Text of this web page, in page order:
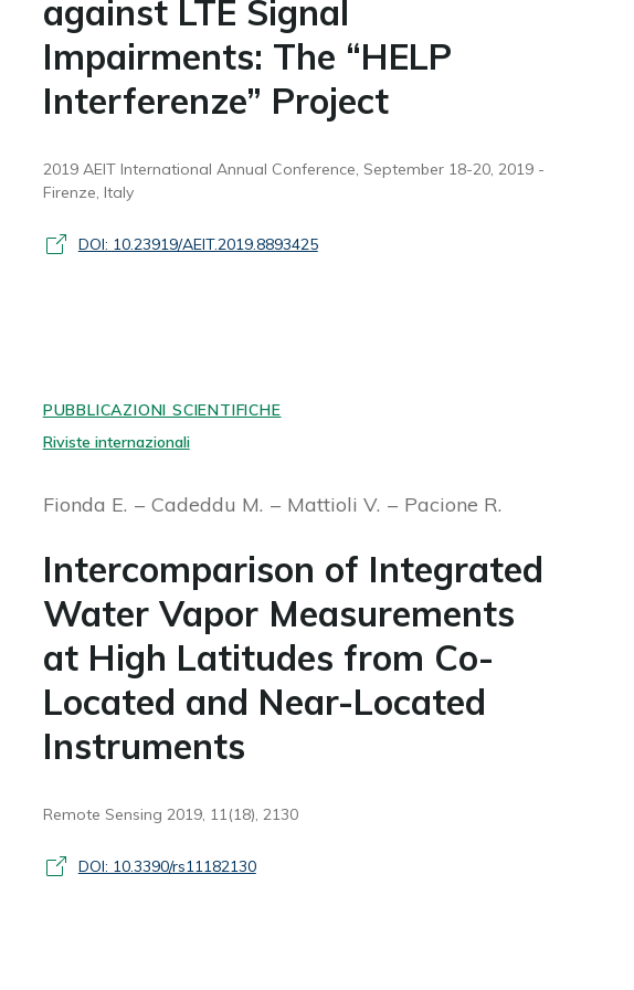
against LTE Signal
Impairments: The “HELP
Interferenze” Project
2019 AEIT International Annual Conference, September 18-20, 2019 -
Firenze, Italy
DOI: 10.23919/AEIT.2019.8893425
PUBBLICAZIONI SCIENTIFICHE
Riviste internazionali
Fionda E. Cadeddu M. Mattioli V. Pacione R.
Intercomparison of Integrated
Water Vapor Measurements
at High Latitudes from Co-
Located and Near-Located
Instruments
Remote Sensing 2019, 11(18), 2130
DOI: 10.3390/rs11182130